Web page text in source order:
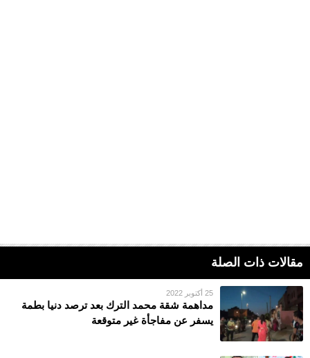
مقالات ذات الصلة
25 أكتوبر 2022
مداهمة شقة محمد الترك بعد ترصد دنيا بطمة
يسفر عن مفاجأة غير متوقعة